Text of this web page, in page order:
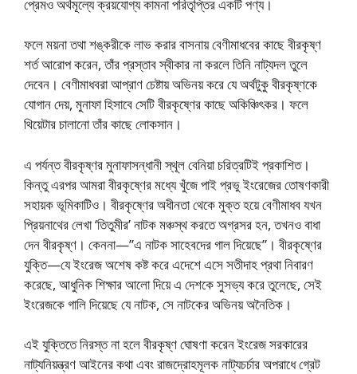
প্রেমও অর্থমূল্যে ক্রয়যোগ্য কামনা পরিতৃপ্তির একটি পণ্য।
ফলে ময়না তথা শঙ্করীকে লাভ করার বাসনায় বেণীমাধবের কাছে বীরকৃষ্ণ
শর্ত আরোপ করেন, তাঁর প্রস্তাব স্বীকার না করলে তিনি নাট্যদল তুলে
দেবেন। বেণীমাধবরা আপ্রাণ চেষ্টায় অভিনয় করে যে অর্থটুকু বীরকৃষ্ণকে
যোগান দেয়, মুনাফা হিসাবে সেটি বীরকৃষ্ণের কাছে অকিঞ্চিৎকর। ফলে
থিয়েটার চালানো তাঁর কাছে লোকসান।
এ পর্যন্ত বীরকৃষ্ণর মুনাফাসন্ধানী স্থূল বেনিয়া চরিত্রটিই প্রকাশিত।
কিন্তু এরপর আমরা বীরকৃষ্ণের মধ্যে খুঁজে পাই প্রভু ইংরেজের তোষণকারী
সহায়ক ভূমিকাটিও। বীরকৃষ্ণের অধীনতা থেকে মুক্ত হয়ে বেণীমাধব যখন
প্রিয়নাথের লেখা ‘তিতুমীর’ নাটক মঞ্চস্থ করতে অগ্রসর হন, তখনও বাধা
দেন বীরকৃষ্ণ। কেননা—”এ নাটক সাহেবদের গাল দিয়েছে”। বীরকৃষ্ণের
যুক্তি—যে ইংরেজ অশেষ কষ্ট করে এদেশে এসে সতীদাহ প্রথা নিবারণ
করেছে, আধুনিক শিক্ষার আলো দিয়ে এ দেশকে সুসভ্য করে তুলেছে, সেই
ইংরেজকে গালি দিয়েছে যে নাটক, সে নাটকের অভিনয় অনৈতিক।
এই যুক্তিতে নিরস্ত না হলে বীরকৃষ্ণ ঘোষণা করেন ইংরেজ সরকারের
নাট্যনিয়ন্ত্রণ আইনের কথা এবং রাজদ্রোহমূলক নাট্যচর্চার অপরাধে গ্রেট